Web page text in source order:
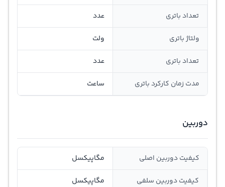
تعداد باتری عدد
ولتاژ باتری ولت
تعداد باتری عدد
مدت زمان کارکرد باتری ساعت
دوربین
کیفیت دوربین اصلی مگاپیکسل
کیفیت دوربین سلفی مگاپیکسل